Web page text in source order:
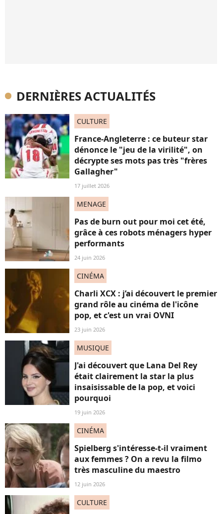
DERNIÈRES ACTUALITÉS
CULTURE
France-Angleterre : ce buteur star
dénonce le "jeu de la virilité", on
décrypte ses mots pas très "frères
Gallagher"
17 juillet 2026
MENAGE
Pas de burn out pour moi cet été,
grâce à ces robots ménagers hyper
performants
24 juin 2026
CINÉMA
Charli XCX : j’ai découvert le premier
grand rôle au cinéma de l'icône
pop, et c'est un vrai OVNI
23 juin 2026
MUSIQUE
J'ai découvert que Lana Del Rey
était clairement la star la plus
insaisissable de la pop, et voici
pourquoi
19 juin 2026
CINÉMA
Spielberg s'intéresse-t-il vraiment
aux femmes ? On a revu la filmo
très masculine du maestro
12 juin 2026
CULTURE